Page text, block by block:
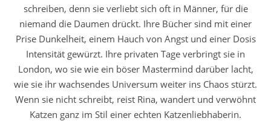
schreiben, denn sie verliebt sich oft in Männer, für die
niemand die Daumen drückt. Ihre Bücher sind mit einer
Prise Dunkelheit, einem Hauch von Angst und einer Dosis
Intensität gewürzt. Ihre privaten Tage verbringt sie in
London, wo sie wie ein böser Mastermind darüber lacht,
wie sie ihr wachsendes Universum weiter ins Chaos stürzt.
Wenn sie nicht schreibt, reist Rina, wandert und verwöhnt
Katzen ganz im Stil einer echten Katzenliebhaberin.